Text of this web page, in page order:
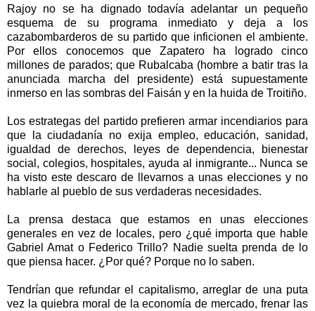
Rajoy no se ha dignado todavía adelantar un pequeño
esquema de su programa inmediato y deja a los
cazabombarderos de su partido que inficionen el ambiente.
Por ellos conocemos que Zapatero ha logrado cinco
millones de parados; que Rubalcaba (hombre a batir tras la
anunciada marcha del presidente) está supuestamente
inmerso en las sombras del Faisán y en la huida de Troitiño.
Los estrategas del partido prefieren armar incendiarios para
que la ciudadanía no exija empleo, educación, sanidad,
igualdad de derechos, leyes de dependencia, bienestar
social, colegios, hospitales, ayuda al inmigrante... Nunca se
ha visto este descaro de llevarnos a unas elecciones y no
hablarle al pueblo de sus verdaderas necesidades.
La prensa destaca que estamos en unas elecciones
generales en vez de locales, pero ¿qué importa que hable
Gabriel Amat o Federico Trillo? Nadie suelta prenda de lo
que piensa hacer. ¿Por qué? Porque no lo saben.
Tendrían que refundar el capitalismo, arreglar de una puta
vez la quiebra moral de la economía de mercado, frenar las